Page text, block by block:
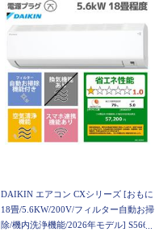
DAIKIN エアコン CXシリーズ [おもに
18畳/5.6KW/200V/フィルター自動お掃
除/機内洗浄機能/2026年モデル] S566A